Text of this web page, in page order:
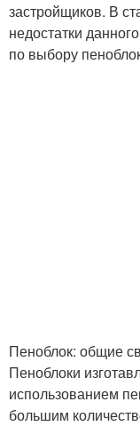
застройщиков. В
недостатки
по выбору
Пеноблок: общие
Пеноблоки
использованием
большим